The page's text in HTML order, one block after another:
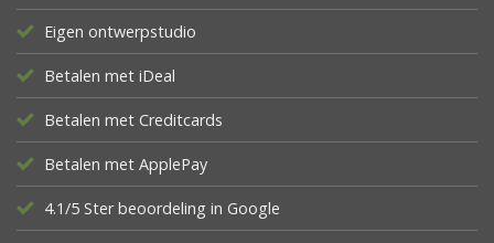
Eigen ontwerpstudio
Betalen met iDeal
Betalen met Creditcards
Betalen met ApplePay
4.1/5 Ster beoordeling in Google